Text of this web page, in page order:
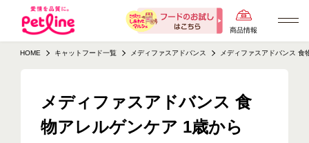
商品情報
HOME キャットフード一覧 メディファスアドバンス メディファスアドバンス 食
メディファスアドバンス 食
物アレルゲンケア 1歳から